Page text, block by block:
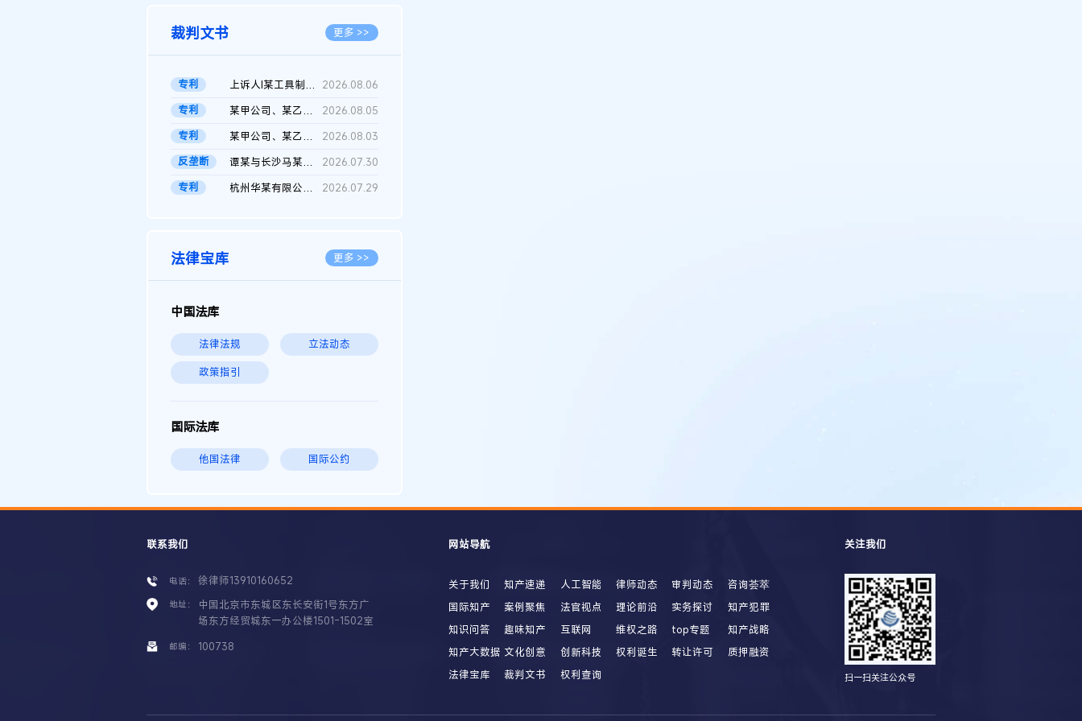
裁判文书 更多 >>
专利 上诉人I某工具制品有限公司与被上诉人程某及一审被告中华人民共和...
2026.08.06
专利
某甲公司、某乙公司、某丙公司申请诉前行为保全复议裁定书
2026.08.05
专利
某甲公司、某乙公司、官某与某丙公司专利申请权权属纠纷 二审判决...
2026.08.03
反垄断
谭某与长沙马某堆农产品股份有限公司滥用市场支配地位纠纷二审裁...
2026.07.30
专利
杭州华某有限公司与菲某有限公司侵害发明专利权纠纷 2026.07.29
法律宝库 更多 >>
中国法库
法律法规 立法动态
政策指引
国际法库
他国法律 国际公约
联系我们
电话： 徐律师13910160652
地址：
中国北京市东城区东长安街1号东方广
场东方经贸城东一办公楼1501-1502室
邮编： 100738
网站导航
关于我们 知产速递 人工智能 律师动态 审判动态
咨询荟萃
国际知产
案例聚焦 法官视点 理论前沿 实务探讨
知产犯罪
知识问答
趣味知产 互联网 维权之路 top专题
知产战略
知产大数据 文化创意 创新科技 权利诞生 转让许可
质押融资
法律宝库
裁判文书 权利查询
关注我们
扫一扫关注公众号